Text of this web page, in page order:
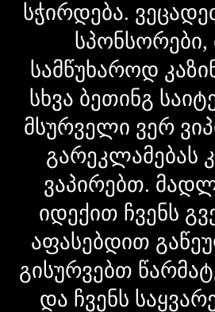
სჭირდება.
სპონსორები,
სამწუხაროდ
სხვა ბეთინგ
მსურველი ვერ
გარეკლამებას
ვაპირებთ.
იდექით ჩვენს
აფასებდით
გისურვებთ
და ჩვენს